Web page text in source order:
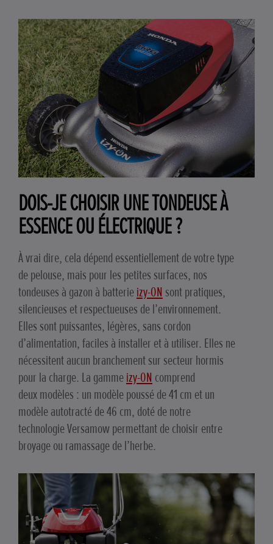
DOIS-JE CHOISIR UNE TONDEUSE À
ESSENCE OU ÉLECTRIQUE ?
À vrai dire, cela dépend essentiellement de votre type
de pelouse, mais pour les petites surfaces, nos
tondeuses à gazon à batterieizy-ONsont pratiques,
silencieuses et respectueuses de l’environnement.
Elles sont puissantes, légères, sans cordon
d’alimentation, faciles à installer et à utiliser. Elles ne
nécessitent aucun branchement sur secteur hormis
pour la charge. La gammeizy-ON comprend
deux modèles : un modèle poussé de 41 cm et un
modèle autotracté de 46 cm, doté de notre
technologie Versamow permettant de choisir entre
broyage ou ramassage de l’herbe.